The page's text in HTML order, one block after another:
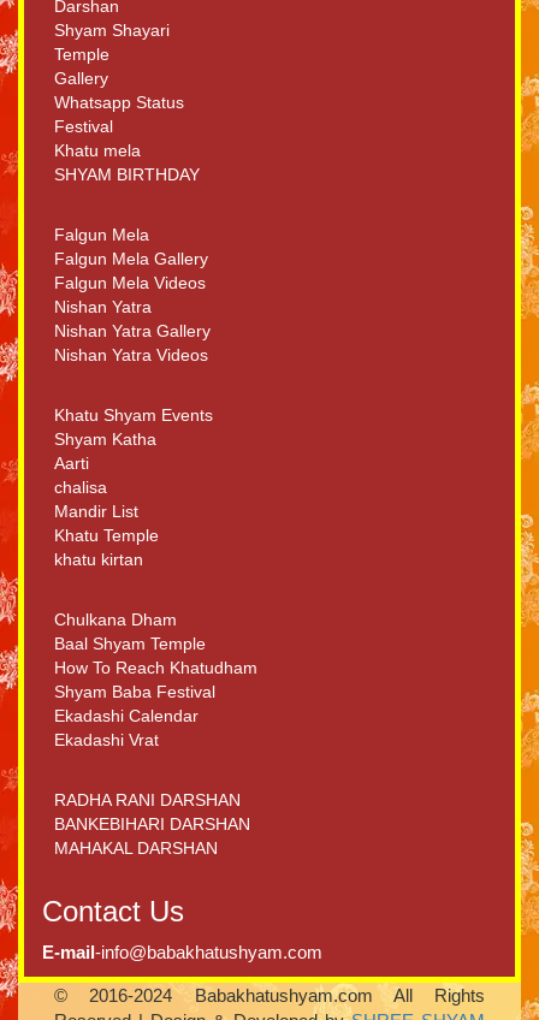
Darshan
Shyam Shayari
Temple
Gallery
Whatsapp Status
Festival
Khatu mela
SHYAM BIRTHDAY
Falgun Mela
Falgun Mela Gallery
Falgun Mela Videos
Nishan Yatra
Nishan Yatra Gallery
Nishan Yatra Videos
Khatu Shyam Events
Shyam Katha
Aarti
chalisa
Mandir List
Khatu Temple
khatu kirtan
Chulkana Dham
Baal Shyam Temple
How To Reach Khatudham
Shyam Baba Festival
Ekadashi Calendar
Ekadashi Vrat
RADHA RANI DARSHAN
BANKEBIHARI DARSHAN
MAHAKAL DARSHAN
Contact Us
E-mail-info@babakhatushyam.com
© 2016-2024 Babakhatushyam.com All Rights